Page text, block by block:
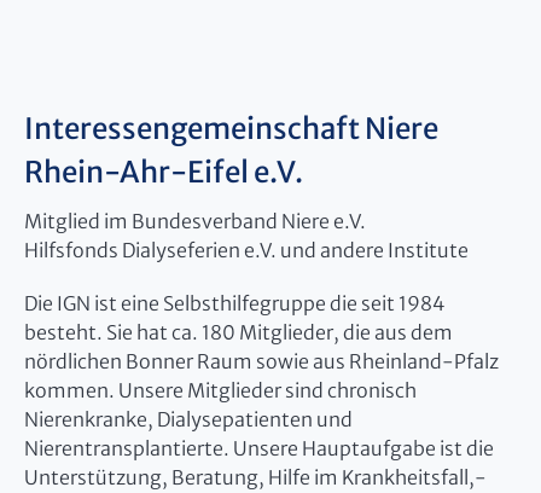
Interessengemeinschaft Niere
Rhein-Ahr-Eifel e.V.
Mitglied im Bundesverband Niere e.V.
Hilfsfonds Dialyseferien e.V. und andere Institute
Die IGN ist eine Selbsthilfegruppe die seit 1984
besteht. Sie hat ca. 180 Mitglieder, die aus dem
nördlichen Bonner Raum sowie aus Rheinland-Pfalz
kommen. Unsere Mitglieder sind chronisch
Nierenkranke, Dialysepatienten und
Nierentransplantierte. Unsere Hauptaufgabe ist die
Unterstützung, Beratung, Hilfe im Krankheitsfall,-